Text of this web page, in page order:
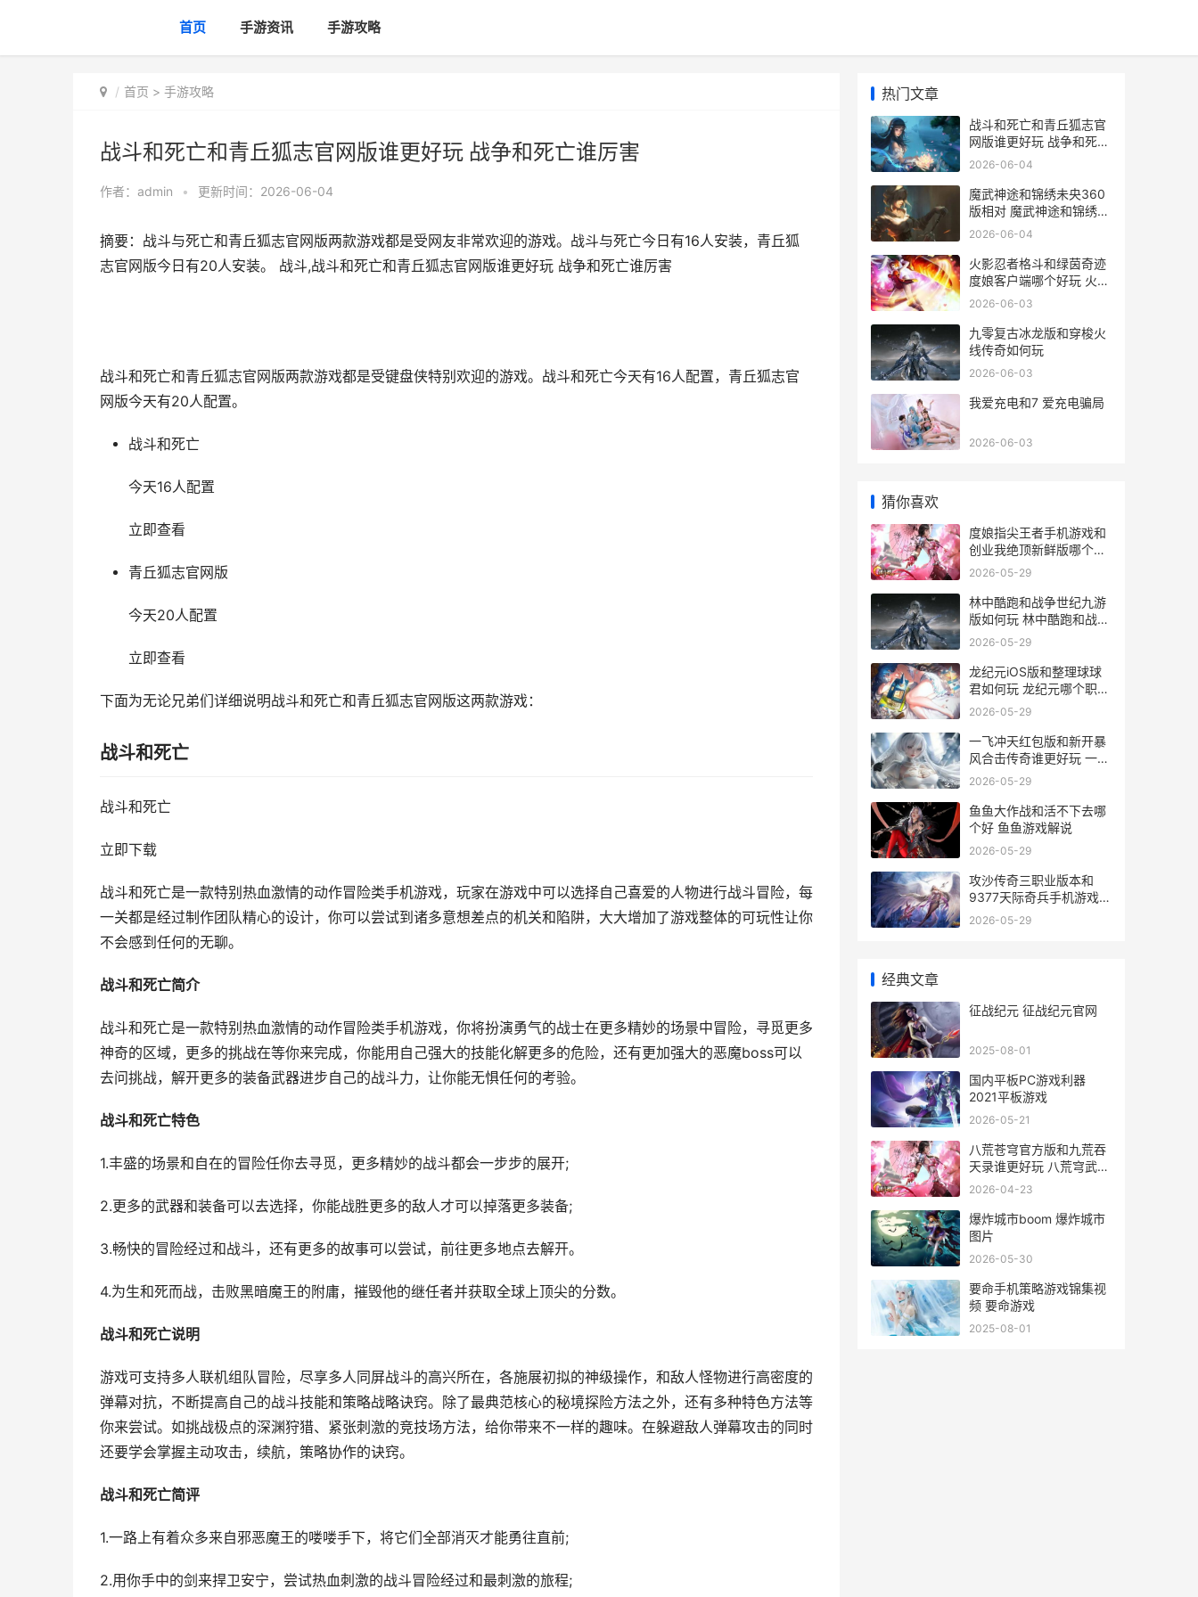
首页 手游资讯 手游攻略
首页 > 手游攻略
战斗和死亡和青丘狐志官网版谁更好玩 战争和死亡谁厉害
作者： admin • 更新时间：2026-06-04
摘要：战斗与死亡和青丘狐志官网版两款游戏都是受网友非常欢迎的游戏。战斗与死亡今日有16人安装，青丘狐
志官网版今日有20人安装。 战斗,战斗和死亡和青丘狐志官网版谁更好玩 战争和死亡谁厉害
战斗和死亡和青丘狐志官网版两款游戏都是受键盘侠特别欢迎的游戏。战斗和死亡今天有16人配置，青丘狐志官
网版今天有20人配置。
战斗和死亡
今天16人配置
立即查看
青丘狐志官网版
今天20人配置
立即查看
下面为无论兄弟们详细说明战斗和死亡和青丘狐志官网版这两款游戏：
战斗和死亡
战斗和死亡
立即下载
战斗和死亡是一款特别热血激情的动作冒险类手机游戏，玩家在游戏中可以选择自己喜爱的人物进行战斗冒险，每
一关都是经过制作团队精心的设计，你可以尝试到诸多意想差点的机关和陷阱，大大增加了游戏整体的可玩性让你
不会感到任何的无聊。
战斗和死亡简介
战斗和死亡是一款特别热血激情的动作冒险类手机游戏，你将扮演勇气的战士在更多精妙的场景中冒险，寻觅更多
神奇的区域，更多的挑战在等你来完成，你能用自己强大的技能化解更多的危险，还有更加强大的恶魔boss可以
去问挑战，解开更多的装备武器进步自己的战斗力，让你能无惧任何的考验。
战斗和死亡特色
1.丰盛的场景和自在的冒险任你去寻觅，更多精妙的战斗都会一步步的展开;
2.更多的武器和装备可以去选择，你能战胜更多的敌人才可以掉落更多装备;
3.畅快的冒险经过和战斗，还有更多的故事可以尝试，前往更多地点去解开。
4.为生和死而战，击败黑暗魔王的附庸，摧毁他的继任者并获取全球上顶尖的分数。
战斗和死亡说明
游戏可支持多人联机组队冒险，尽享多人同屏战斗的高兴所在，各施展初拟的神级操作，和敌人怪物进行高密度的
弹幕对抗，不断提高自己的战斗技能和策略战略诀窍。除了最典范核心的秘境探险方法之外，还有多种特色方法等
你来尝试。如挑战极点的深渊狩猎、紧张刺激的竞技场方法，给你带来不一样的趣味。在躲避敌人弹幕攻击的同时
还要学会掌握主动攻击，续航，策略协作的诀窍。
战斗和死亡简评
1.一路上有着众多来自邪恶魔王的喽喽手下，将它们全部消灭才能勇往直前;
2.用你手中的剑来捍卫安宁，尝试热血刺激的战斗冒险经过和最刺激的旅程;
热门文章
战斗和死亡和青丘狐志官
网版谁更好玩 战争和死亡
谁厉害
2026-06-04
魔武神途和锦绣未央360
版相对 魔武神途和锦绣的
区别
2026-06-04
火影忍者格斗和绿茵奇迹
度娘客户端哪个好玩 火影
忍者格斗类手游
2026-06-03
九零复古冰龙版和穿梭火
线传奇如何玩
2026-06-03
我爱充电和7 爱充电骗局
2026-06-03
猜你喜欢
度娘指尖王者手机游戏和
创业我绝顶新鲜版哪个好
指尖王者下载
2026-05-29
林中酷跑和战争世纪九游
版如何玩 林中酷跑和战争
的区别
2026-05-29
龙纪元iOS版和整理球球
君如何玩 龙纪元哪个职业
厉害
2026-05-29
一飞冲天红包版和新开暴
风合击传奇谁更好玩 一飞
冲天小游戏下载
2026-05-29
鱼鱼大作战和活不下去哪
个好 鱼鱼游戏解说
2026-05-29
攻沙传奇三职业版本和
9377天际奇兵手机游戏相
对 传奇攻沙奖励是分给个
2026-05-29
经典文章
征战纪元 征战纪元官网
2025-08-01
国内平板PC游戏利器
2021平板游戏
2026-05-21
八荒苍穹官方版和九荒吞
天录谁更好玩 八荒穹武怎
么进
2026-04-23
爆炸城市boom 爆炸城市
图片
2026-05-30
要命手机策略游戏锦集视
频 要命游戏
2025-08-01